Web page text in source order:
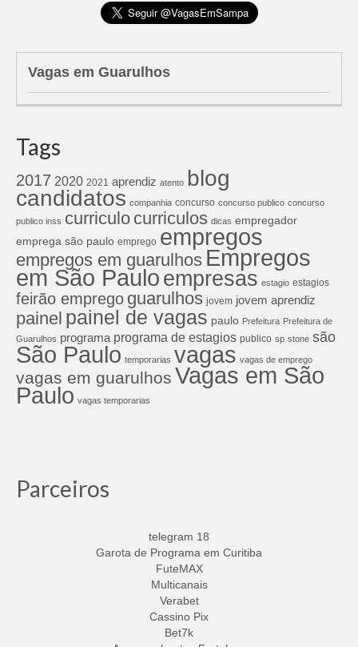
Vagas em Guarulhos
Tags
2017 2020 2021 aprendiz atento blog
candidatos companhia concurso concurso publico concurso
publico inss curriculo curriculos dicas empregador
emprega são paulo emprego empregos
empregos em guarulhos Empregos
em São Pauloempresas estagio estagios
feirão emprego guarulhos jovem jovem aprendiz
painel painel de vagas paulo Prefeitura Prefeitura de
Guarulhos programa programa de estagios publico sp stone são
São Paulo temporarias vagas vagas de emprego
vagas em guarulhos Vagas em São
Paulo vagas temporarias
Parceiros
telegram 18
Garota de Programa em Curitiba
FuteMAX
Multicanais
Verabet
Cassino Pix
Bet7k